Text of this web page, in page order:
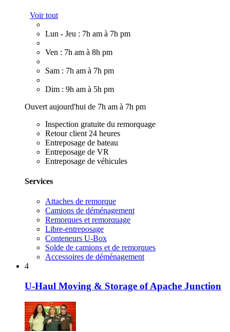
Voir tout
Lun - Jeu : 7h am à 7h pm
Ven : 7h am à 8h pm
Sam : 7h am à 7h pm
Dim : 9h am à 5h pm
Ouvert aujourd'hui de 7h am à 7h pm
Inspection gratuite du remorquage
Retour client 24 heures
Entreposage de bateau
Entreposage de VR
Entreposage de véhicules
Services
Attaches de remorque
Camions de déménagement
Remorques et remorquage
Libre-entreposage
Conteneurs U-Box
Solde de camions et de remorques
Accessoires de déménagement
4
U-Haul Moving & Storage of Apache Junction